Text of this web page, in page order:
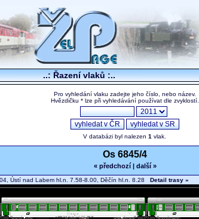
..: Řazení vlaků :..
Pro vyhledání vlaku zadejte jeho číslo, nebo název.
Hvězdičku * lze při vyhledávání používat dle zvyklostí.
V databázi byl nalezen 1 vlak.
Os 6845/4
« předchozí| další »
Ústí nad Labem hl.n. 7.58-8.00, Děčín hl.n. 8.28 Detail trasy »